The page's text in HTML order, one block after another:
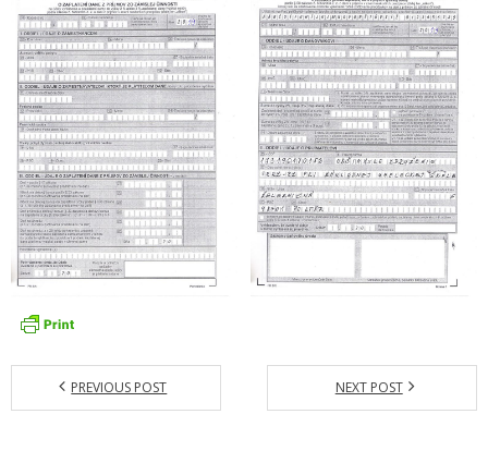
- Vedenie školy
- Pedagogickí zamestnanci
- Nepedagogickí zamestnanci
- Etický kódex pedagogických zamestnancov a odborných
zamestnancov
Vyučované odbory
- Výtvarný odbor
- Tanečný odbor
PREVIOUS POST NEXT POST